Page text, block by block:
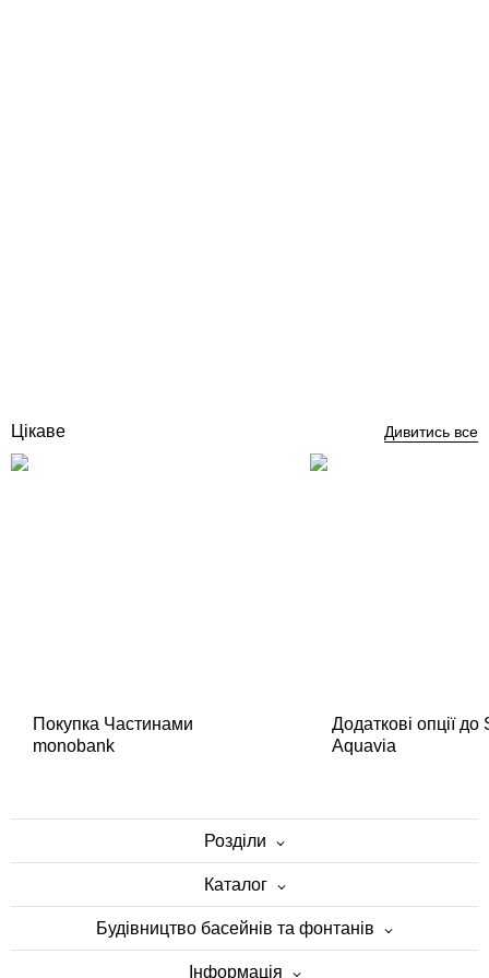
Цікаве Дивитись все
Покупка Частинами
monobank
Додаткові опції
Aquavia
Розділи
Каталог
Будівництво басейнів та фонтанів
Інформація